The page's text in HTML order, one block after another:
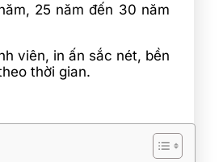
25 năm đến 30 năm
viên, in ấn sắc nét, bền
thời gian.